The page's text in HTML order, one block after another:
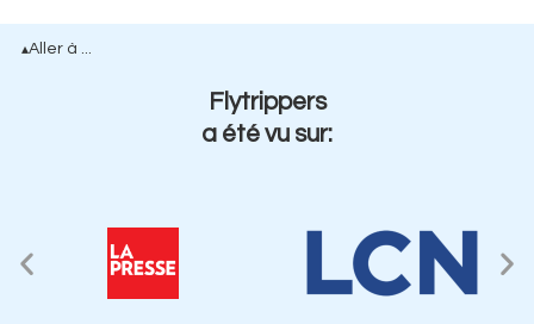
▴Aller à ...
Flytrippers
a été vu sur: